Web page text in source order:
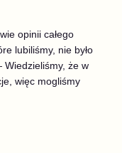
opinii całego
lubiliśmy, nie było
że w
więc mogliśmy